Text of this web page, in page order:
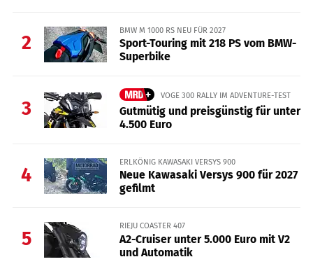
2
BMW M 1000 RS NEU FÜR 2027
Sport-Touring mit 218 PS vom BMW-
Superbike
3
VOGE 300 RALLY IM ADVENTURE-TEST
Gutmütig und preisgünstig für unter
4.500 Euro
4
ERLKÖNIG KAWASAKI VERSYS 900
Neue Kawasaki Versys 900 für 2027
gefilmt
5
RIEJU COASTER 407
A2-Cruiser unter 5.000 Euro mit V2
und Automatik